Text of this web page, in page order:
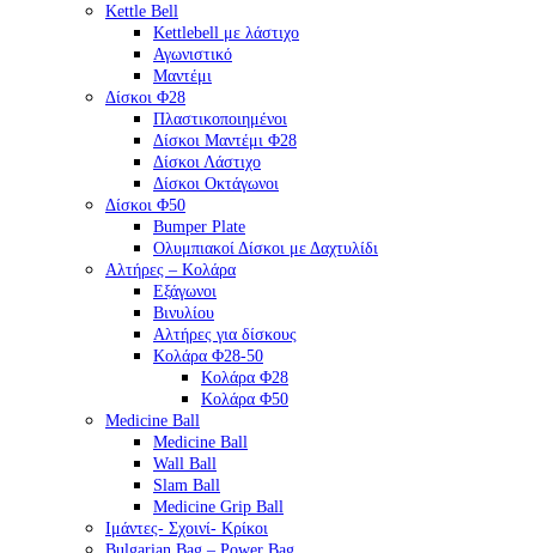
Kettle Bell
Kettlebell με λάστιχο
Αγωνιστικό
Μαντέμι
Δίσκοι Φ28
Πλαστικοποιημένοι
Δίσκοι Μαντέμι Φ28
Δίσκοι Λάστιχο
Δίσκοι Οκτάγωνοι
Δίσκοι Φ50
Bumper Plate
Ολυμπιακοί Δίσκοι με Δαχτυλίδι
Αλτήρες – Κολάρα
Εξάγωνοι
Βινυλίου
Αλτήρες για δίσκους
Κολάρα Φ28-50
Κολάρα Φ28
Κολάρα Φ50
Medicine Ball
Medicine Ball
Wall Ball
Slam Ball
Medicine Grip Ball
Ιμάντες- Σχοινί- Κρίκοι